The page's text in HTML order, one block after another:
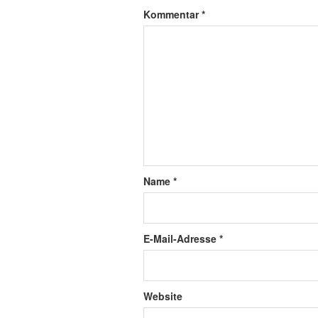
Kommentar*
Name *
E-Mail-Adresse *
Website